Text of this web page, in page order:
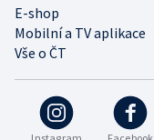
E-shop
Mobilní a TV aplikace
Vše o ČT